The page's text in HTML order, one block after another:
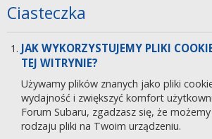
Ciasteczka
JAK WYKORZYSTUJEMY PLIKI
TEJ WITRYNIE?
Używamy plików znanych jako pliki
wydajność i zwiększyć komfort
Forum Subaru, zgadzasz się, że
rodzaju pliki na Twoim urządzeniu.